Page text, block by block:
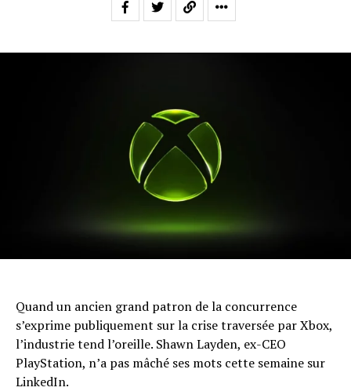
Quand un ancien grand patron de la concurrence
s’exprime publiquement sur la crise traversée par Xbox,
l’industrie tend l’oreille. Shawn Layden, ex-CEO
PlayStation, n’a pas mâché ses mots cette semaine sur
LinkedIn.